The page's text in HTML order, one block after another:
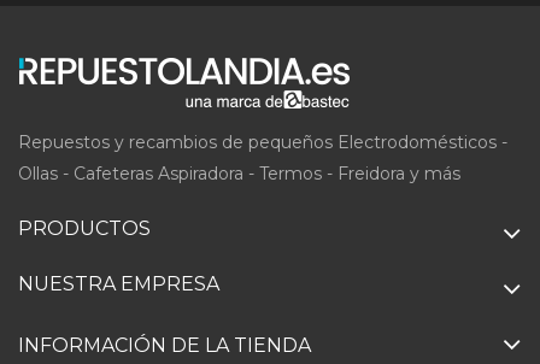
Repuestos y recambios de pequeños Electrodomésticos -
Ollas - Cafeteras Aspiradora - Termos - Freidora y más
PRODUCTOS
NUESTRA EMPRESA
INFORMACIÓN DE LA TIENDA